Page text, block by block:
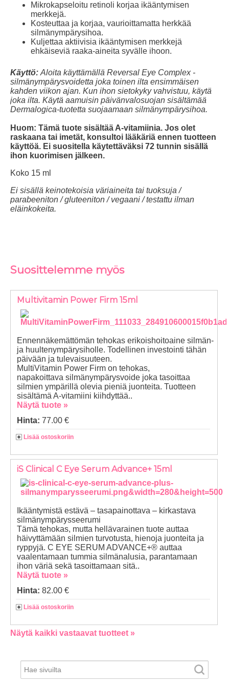
Mikrokapseloitu retinoli korjaa ikääntymisen
merkkejä.
Kosteuttaa ja korjaa, vaurioittamatta herkkää
silmänympärysihoa.
Kuljettaa aktiivisia ikääntymisen merkkejä
ehkäiseviä raaka-aineita syvälle ihoon.
Käyttö:Aloita käyttämällä Reversal Eye Complex -
silmänympärysvoidetta joka toinen ilta ensimmäisen
kahden viikon ajan. Kun ihon sietokyky vahvistuu, käytä
joka ilta. Käytä aamuisin päivänvalosuojan sisältämää
Dermalogica-tuotetta suojaamaan silmänympärysihoa.
Huom: Tämä tuote sisältää A-vitamiinia. Jos olet
raskaana tai imetät, konsultoi lääkäriä ennen tuotteen
käyttöä. Ei suositella käytettäväksi 72 tunnin sisällä
ihon kuorimisen jälkeen.
Koko 15 ml
Ei sisällä keinotekoisia väriaineita tai tuoksuja /
parabeeniton / gluteeniton / vegaani / testattu ilman
eläinkokeita.
Suosittelemme myös
Multivitamin Power Firm 15ml
Ennennäkemättömän tehokas erikoishoitoaine silmän-
ja huultenympärysiholle. Todellinen investointi tähän
päivään ja tulevaisuuteen.
MultiVitamin Power Firm on tehokas,
napakoittava silmänympärysvoide joka tasoittaa
silmien ympärillä olevia pieniä juonteita. Tuotteen
sisältämä A-vitamiini kiihdyttää..
Näytä tuote »
Hinta: 77.00 €
Lisää ostoskoriin
iS Clinical C Eye Serum Advance+ 15ml
Ikääntymistä estävä – tasapainottava – kirkastava
silmänympärysseerumi
Tämä tehokas, mutta hellävarainen tuote auttaa
häivyttämään silmien turvotusta, hienoja juonteita ja
ryppyjä. C EYE SERUM ADVANCE+® auttaa
vaalentamaan tummia silmänalusia, parantamaan
ihon väriä sekä tasoittamaan sitä..
Näytä tuote »
Hinta: 82.00 €
Lisää ostoskoriin
Näytä kaikki vastaavat tuotteet »